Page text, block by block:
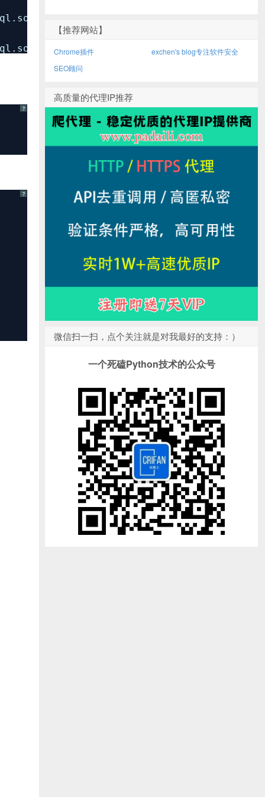
.sock' (2)
.sock' (2)
?
?
【推荐网站】
Chrome插件
exchen's blog专注软件安全
SEO顾问
高质量的代理IP推荐
微信扫一扫，点个关注就是对我最好的支持：）
一个死磕Python技术的公众号